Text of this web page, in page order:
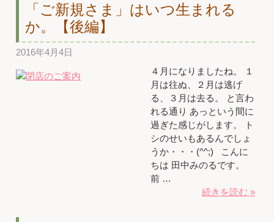
「ご新規さま」はいつ生まれる
か。【後編】
2016年4月4日
４月になりましたね。 １
月は往ぬ、２月は逃げ
る、３月は去る。 と言わ
れる通り あっという間に
過ぎた感じがします。 ト
シのせいもあるんでしょ
うか・・・(^^;) こんに
ちは 田中みのるです。
前 …
続きを読む »